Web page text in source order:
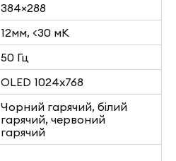
384×288
12мм, <30 мК
50 Гц
OLED 1024x768
Чорний гарячий, білий
гарячий, червоний
гарячий